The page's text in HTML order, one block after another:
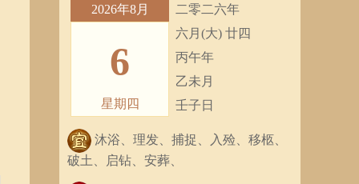
2026年8月
6
星期四
二零二六年
六月(大) 廿四
丙午年
乙未月
壬子日
沐浴、理发、捕捉、入殓、移柩、
破土、启钻、安葬、